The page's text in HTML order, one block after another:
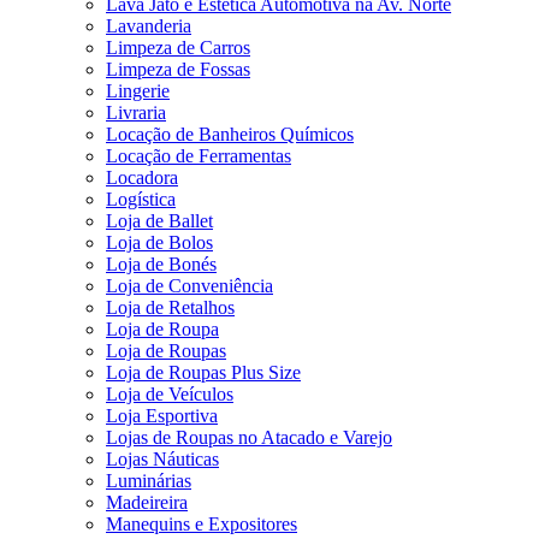
Lava Jato e Estética Automotiva na Av. Norte
Lavanderia
Limpeza de Carros
Limpeza de Fossas
Lingerie
Livraria
Locação de Banheiros Químicos
Locação de Ferramentas
Locadora
Logística
Loja de Ballet
Loja de Bolos
Loja de Bonés
Loja de Conveniência
Loja de Retalhos
Loja de Roupa
Loja de Roupas
Loja de Roupas Plus Size
Loja de Veículos
Loja Esportiva
Lojas de Roupas no Atacado e Varejo
Lojas Náuticas
Luminárias
Madeireira
Manequins e Expositores